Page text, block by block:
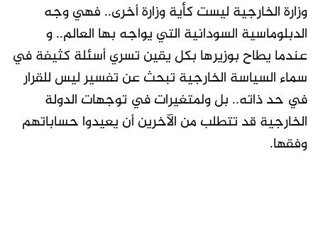
وزارة الخارجية ليست كأية وزارة أخرى.. فهي وجه
الدبلوماسية السودانية التي يواجه بها العالم.. و
عندما يطاح بوزيرها بكل يقين تسري أسئلة كثيفة في
سماء السياسة الخارجية تبحث عن تفسير ليس للقرار
في حد ذاته.. بل ولمتغيرات في توجهات الدولة
الخارجية قد تتطلب من الآخرين أن يعيدوا حساباتهم
وفقها.